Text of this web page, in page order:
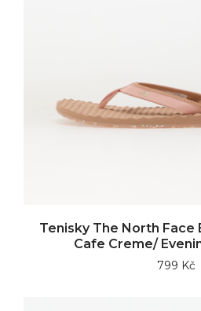
Tenisky The North Face
Cafe Creme/
799 Kč